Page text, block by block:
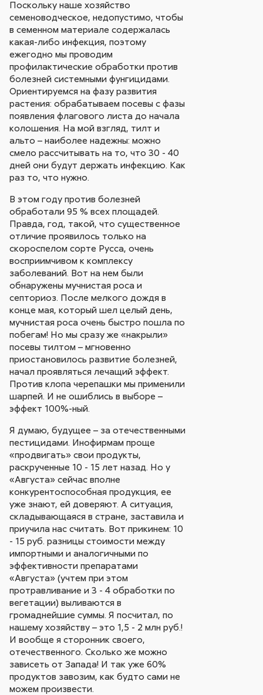
Поскольку наше хозяйство
семеноводческое, недопустимо, чтобы
в семенном материале содержалась
какая-либо инфекция, поэтому
ежегодно мы проводим
профилактические обработки против
болезней системными фунгицидами.
Ориентируемся на фазу развития
растения: обрабатываем посевы с фазы
появления флагового листа до начала
колошения. На мой взгляд, тилт и
альто – наиболее надежны: можно
смело рассчитывать на то, что 30 - 40
дней они будут держать инфекцию. Как
раз то, что нужно.
В этом году против болезней
обработали 95 % всех площадей.
Правда, год, такой, что существенное
отличие проявилось только на
скороспелом сорте Русса, очень
восприимчивом к комплексу
заболеваний. Вот на нем были
обнаружены мучнистая роса и
септориоз. После мелкого дождя в
конце мая, который шел целый день,
мучнистая роса очень быстро пошла по
побегам! Но мы сразу же «накрыли»
посевы тилтом – мгновенно
приостановилось развитие болезней,
начал проявляться лечащий эффект.
Против клопа черепашки мы применили
шарпей. И не ошиблись в выборе –
эффект 100%-ный.
Я думаю, будущее – за отечественными
пестицидами. Инофирмам проще
«продвигать» свои продукты,
раскрученные 10 - 15 лет назад. Но у
«Августа» сейчас вполне
конкурентоспособная продукция, ее
уже знают, ей доверяют. А ситуация,
складывающаяся в стране, заставила и
приучила нас считать. Вот прикинем: 10
- 15 руб. разницы стоимости между
импортными и аналогичными по
эффективности препаратами
«Августа» (учтем при этом
протравливание и 3 - 4 обработки по
вегетации) выливаются в
громаднейшие суммы. Я посчитал, по
нашему хозяйству – это 1,5 - 2 млн руб.!
И вообще я сторонник своего,
отечественного. Сколько же можно
зависеть от Запада! И так уже 60%
продуктов завозим, как будто сами не
можем произвести.